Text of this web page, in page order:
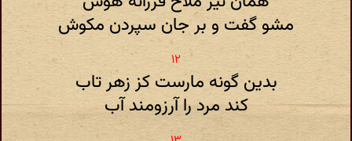
مشو گفت و بر جان سپردن مکوش
بدین گونه مارست کز زهر تاب
کند مرد را آرزومند آب